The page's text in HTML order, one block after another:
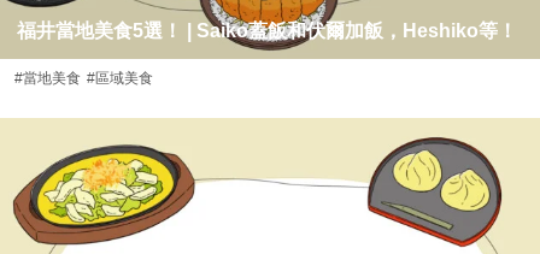
福井當地美食5選！ | Saiko蓋飯和伏爾加飯，Heshiko等！
#當地美食 #區域美食